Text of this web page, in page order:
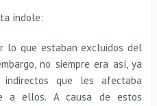
índole:
lo que estaban excluidos del
no siempre era así, ya
indirectos que les afectaba
a ellos. A causa de estos